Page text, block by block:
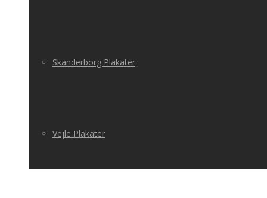
Skanderborg Plakater
Vejle Plakater